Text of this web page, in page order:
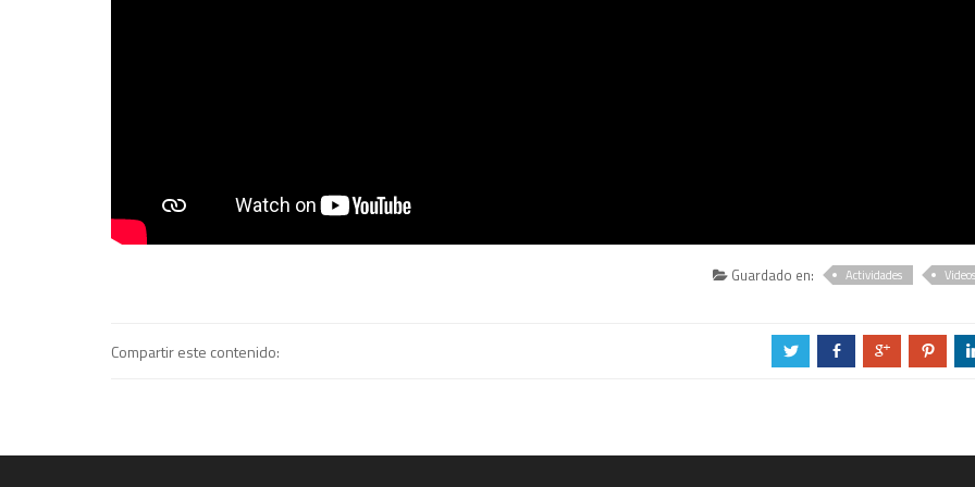
Guardado en: Actividades
Compartir este contenido: a b c d